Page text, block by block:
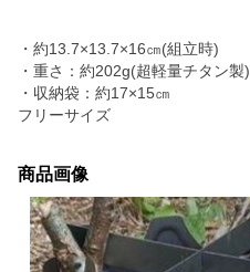
・約13.7×13.7×16㎝(組立時)
・重さ：約202g(超軽量チタン製)
・収納袋：約17×15㎝
フリーサイズ
商品画像